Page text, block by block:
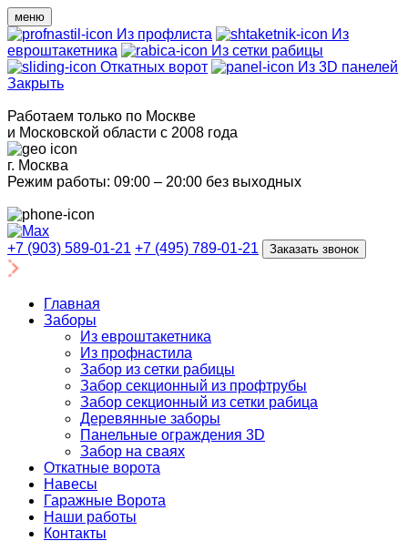
меню
Из профлиста
Из
евроштакетника
Из сетки рабицы
Откатных ворот
Из 3D панелей
Закрыть
Работаем только по Москве
и Московской области с 2008 года
г. Москва
Режим работы: 09:00 – 20:00 без выходных
+7 (903) 589-01-21 +7 (495) 789-01-21 Заказать звонок
Главная
Заборы
Из евроштакетника
Из профнастила
Забор из сетки рабицы
Забор секционный из профтрубы
Забор секционный из сетки рабица
Деревянные заборы
Панельные ограждения 3D
Забор на сваях
Откатные ворота
Навесы
Гаражные Ворота
Наши работы
Контакты